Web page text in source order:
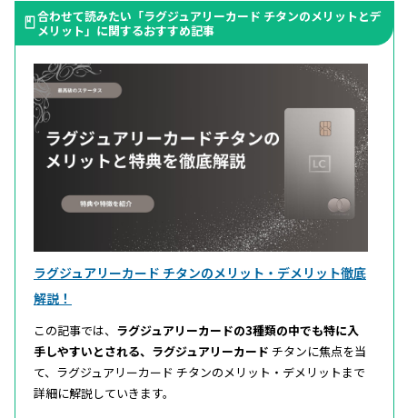
合わせて読みたい「ラグジュアリーカード チタンのメリットとデ
メリット」に関するおすすめ記事
ラグジュアリーカード チタンのメリット・デメリット徹底
解説！
この記事では、 ラグジュアリーカードの3種類の中でも特に入
手しやすいとされる、ラグジュアリーカード チタンに焦点を当
て、ラグジュアリーカード チタンのメリット・デメリットまで
詳細に解説していきます。